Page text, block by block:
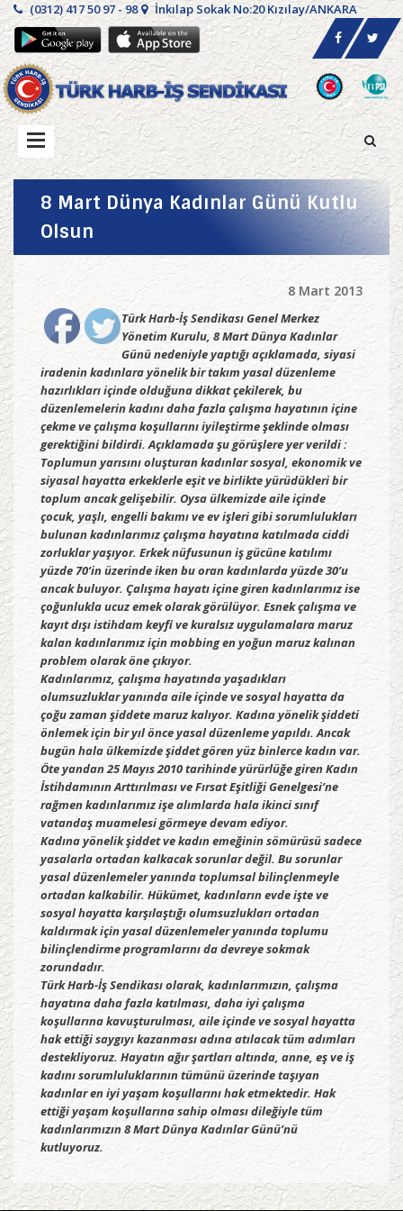
(0312) 417 50 97 - 98 İnkılap Sokak No:20 Kızılay/ANKARA
8 Mart Dünya Kadınlar Günü Kutlu
Olsun
8 Mart 2013
Türk Harb-İş Sendikası Genel Merkez
Yönetim Kurulu, 8 Mart Dünya Kadınlar
Günü nedeniyle yaptığı açıklamada, siyasi
iradenin kadınlara yönelik bir takım yasal düzenleme
hazırlıkları içinde olduğuna dikkat çekilerek, bu
düzenlemelerin kadını daha fazla çalışma hayatının içine
çekme ve çalışma koşullarını iyileştirme şeklinde olması
gerektiğini bildirdi. Açıklamada şu görüşlere yer verildi :
Toplumun yarısını oluşturan kadınlar sosyal, ekonomik ve
siyasal hayatta erkeklerle eşit ve birlikte yürüdükleri bir
toplum ancak gelişebilir. Oysa ülkemizde aile içinde
çocuk, yaşlı, engelli bakımı ve ev işleri gibi sorumlulukları
bulunan kadınlarımız çalışma hayatına katılmada ciddi
zorluklar yaşıyor. Erkek nüfusunun iş gücüne katılımı
yüzde 70’in üzerinde iken bu oran kadınlarda yüzde 30’u
ancak buluyor. Çalışma hayatı içine giren kadınlarımız ise
çoğunlukla ucuz emek olarak görülüyor. Esnek çalışma ve
kayıt dışı istihdam keyfi ve kuralsız uygulamalara maruz
kalan kadınlarımız için mobbing en yoğun maruz kalınan
problem olarak öne çıkıyor.
Kadınlarımız, çalışma hayatında yaşadıkları
olumsuzluklar yanında aile içinde ve sosyal hayatta da
çoğu zaman şiddete maruz kalıyor. Kadına yönelik şiddeti
önlemek için bir yıl önce yasal düzenleme yapıldı. Ancak
bugün hala ülkemizde şiddet gören yüz binlerce kadın var.
Öte yandan 25 Mayıs 2010 tarihinde yürürlüğe giren Kadın
İstihdamının Arttırılması ve Fırsat Eşitliği Genelgesi’ne
rağmen kadınlarımız işe alımlarda hala ikinci sınıf
vatandaş muamelesi görmeye devam ediyor.
Kadına yönelik şiddet ve kadın emeğinin sömürüsü sadece
yasalarla ortadan kalkacak sorunlar değil. Bu sorunlar
yasal düzenlemeler yanında toplumsal bilinçlenmeyle
ortadan kalkabilir. Hükümet, kadınların evde işte ve
sosyal hayatta karşılaştığı olumsuzlukları ortadan
kaldırmak için yasal düzenlemeler yanında toplumu
bilinçlendirme programlarını da devreye sokmak
zorundadır.
Türk Harb-İş Sendikası olarak, kadınlarımızın, çalışma
hayatına daha fazla katılması, daha iyi çalışma
koşullarına kavuşturulması, aile içinde ve sosyal hayatta
hak ettiği saygıyı kazanması adına atılacak tüm adımları
destekliyoruz. Hayatın ağır şartları altında, anne, eş ve iş
kadını sorumluluklarının tümünü üzerinde taşıyan
kadınlar en iyi yaşam koşullarını hak etmektedir. Hak
ettiği yaşam koşullarına sahip olması dileğiyle tüm
kadınlarımızın 8 Mart Dünya Kadınlar Günü’nü
kutluyoruz.